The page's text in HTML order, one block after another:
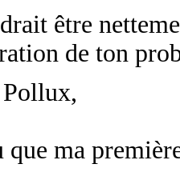
être
de ton
que ma